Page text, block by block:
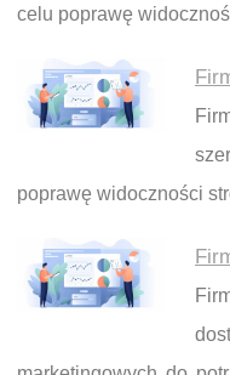
celu poprawę
poprawę widoczności